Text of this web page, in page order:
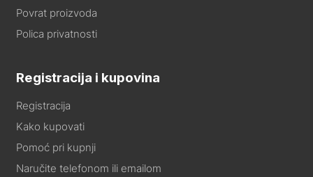
Povrat proizvoda
Polica privatnosti
Registracija i kupovina
Registracija
Kako kupovati
Pomoć pri kupnji
Naručite telefonom ili emailom